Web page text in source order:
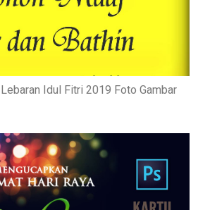
Idul Fitri 2019 Foto Gambar